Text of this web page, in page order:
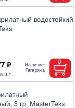
водостойкий
₽
3 гр, MasterTeks